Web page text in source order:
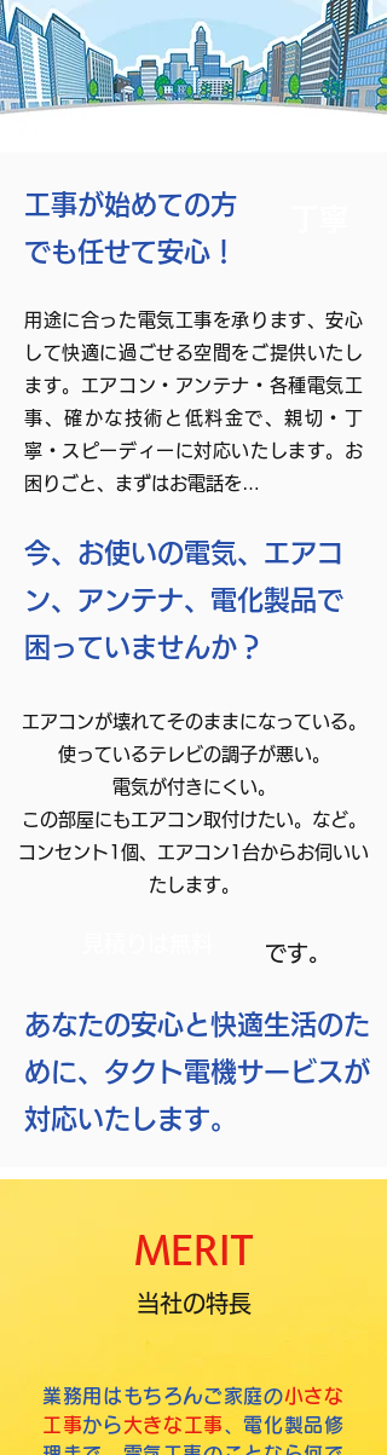
工事が始めての方
でも任せて安心！
用途に合った電気工事を承ります、安心
して快適に過ごせる空間をご提供いたし
ます。エアコン・アンテナ・各種電気工
事、確かな技術と低料金で、親切・丁
寧・スピーディーに対応いたします。お
困りごと、まずはお電話を…
今、お使いの電気、エアコ
ン、アンテナ、電化製品で
困っていませんか？
エアコンが壊れてそのままになっている。
使っているテレビの調子が悪い。
電気が付きにくい。
この部屋にもエアコン取付けたい。など。
コンセント1個、エアコン1台からお伺いい
たします。
です。
あなたの安心と快適生活のた
めに、タクト電機サービスが
対応いたします。
MERIT
当社の特長
業務用はもちろんご家庭の小さな
工事から大きな工事 、電化製品修